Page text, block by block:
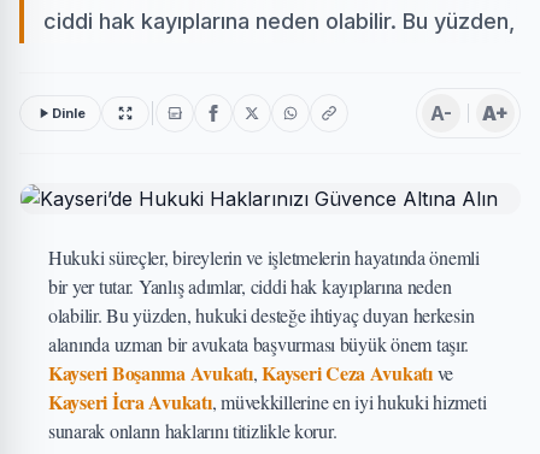
ciddi hak kayıplarına neden olabilir. Bu yüzden,
Dinle A- A+
Hukuki süreçler, bireylerin ve işletmelerin hayatında önemli
bir yer tutar. Yanlış adımlar, ciddi hak kayıplarına neden
olabilir. Bu yüzden, hukuki desteğe ihtiyaç duyan herkesin
alanında uzman bir avukata başvurması büyük önem taşır.
Kayseri Boşanma Avukatı,Kayseri Ceza Avukatıve
Kayseri İcra Avukatı, müvekkillerine en iyi hukuki hizmeti
sunarak onların haklarını titizlikle korur.